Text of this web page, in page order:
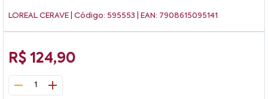
LOREAL CERAVE | Código: 595553 | EAN: 7908615095141
R$ 124,90
1